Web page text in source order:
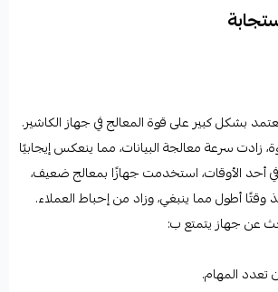
بشكل كبير على قوة المعالج في جهاز الكاشير.
زادت سرعة معالجة البيانات، مما ينعكس إيجابيًا
أحد الأوقات، استخدمت جهازًا بمعالج ضعيف،
أطول مما ينبغي، وزاد من إحباط العملاء.
عن جهاز يتمتع ب: